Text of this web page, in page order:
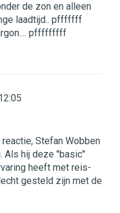
de zon en alleen
laadtijd.. pfffffff
pfffffffff
Stefan Wobben
Als hij deze "basic"
heeft met reis-
gesteld zijn met de